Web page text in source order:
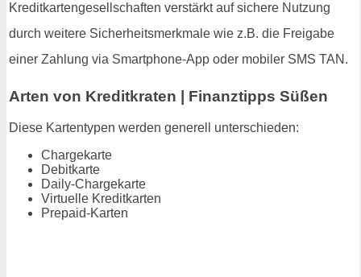
Kreditkartengesellschaften verstärkt auf sichere Nutzung
durch weitere Sicherheitsmerkmale wie z.B. die Freigabe
einer Zahlung via Smartphone-App oder mobiler SMS TAN.
Arten von Kreditkraten | Finanztipps Süßen
Diese Kartentypen werden generell unterschieden:
Chargekarte
Debitkarte
Daily-Chargekarte
Virtuelle Kreditkarten
Prepaid-Karten